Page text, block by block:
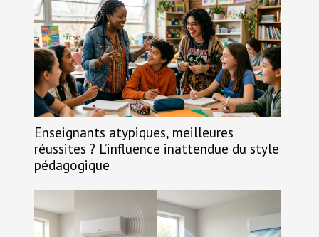
Enseignants atypiques, meilleures
réussites ? L’influence inattendue du style
pédagogique